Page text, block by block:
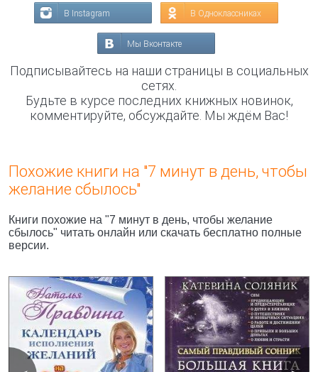
В Instagram В Одноклассниках
Мы Вконтакте
Подписывайтесь на наши страницы в социальных
сетях.
Будьте в курсе последних книжных новинок,
комментируйте, обсуждайте. Мы ждём Вас!
Похожие книги на "7 минут в день, чтобы
желание сбылось"
Книги похожие на "7 минут в день, чтобы желание
сбылось" читать онлайн или скачать бесплатно полные
версии.